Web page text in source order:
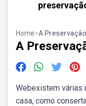
Home>A
A
Webexistem várias
casa, como